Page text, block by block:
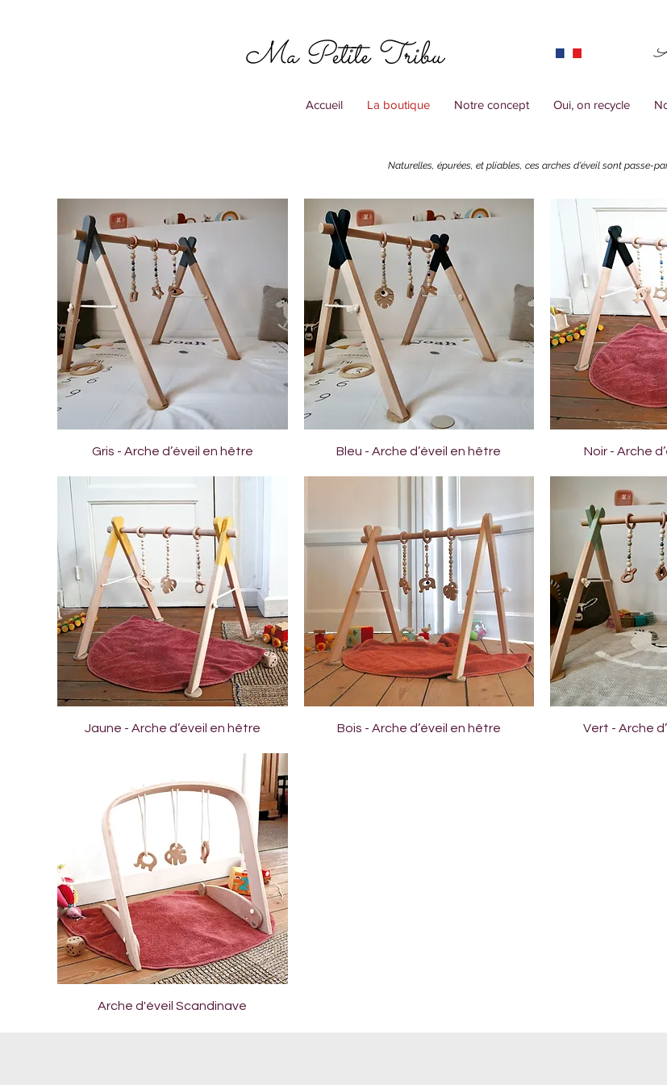
Ma Petite Tribu
Accueil La boutique Notre concept Oui, on recycle
Naturelles, épurées, et pliables, ces arches d'éveil sont passe-
Aperçu rapide
Gris - Arche d’éveil en hêtre Aperçu rapide
Bleu - Arche d’éveil en hêtre Noir - Arche
Aperçu rapide
Jaune - Arche d’éveil en hêtre Aperçu rapide
Bois - Arche d’éveil en hêtre Vert - Arche
Aperçu rapide
Arche d'éveil Scandinave